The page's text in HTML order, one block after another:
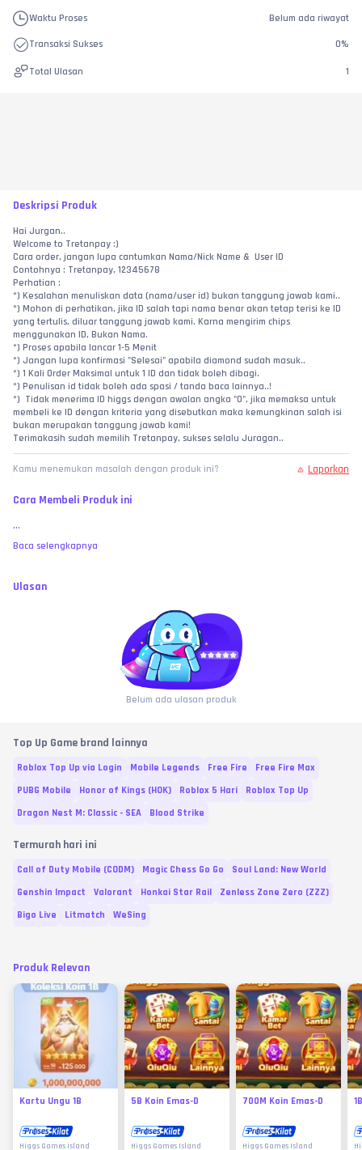
Waktu Proses Belum ada riwayat
Transaksi Sukses 0%
Total Ulasan 1
Deskripsi Produk
Hai Jurgan..
Welcome to Tretanpay :)
Cara order, jangan lupa cantumkan Nama/Nick Name &  User ID
Contohnya : Tretanpay, 12345678
Perhatian :
*) Kesalahan menuliskan data (nama/user id) bukan tanggung jawab kami..
*) Mohon di perhatikan, jika ID salah tapi nama benar akan tetap terisi ke ID
yang tertulis, diluar tanggung jawab kami. Karna mengirim chips
menggunakan ID, Bukan Nama.
*) Proses apabila lancar 1-5 Menit
*) Jangan lupa konfirmasi "Selesai" apabila diamond sudah masuk..
*) 1 Kali Order Maksimal untuk 1 ID dan tidak boleh dibagi.
*) Penulisan id tidak boleh ada spasi / tanda baca lainnya..!
*)  Tidak menerima ID higgs dengan awalan angka "0", jika memaksa untuk
membeli ke ID dengan kriteria yang disebutkan maka kemungkinan salah isi
bukan merupakan tanggung jawab kami!
Terimakasih sudah memilih Tretanpay, sukses selalu Juragan..
Kamu menemukan masalah dengan produk ini? Laporkan
Cara Membeli Produk ini
...
Baca selengkapnya
Ulasan
Belum ada ulasan produk
Top Up Game brand lainnya
Roblox Top Up via Login Mobile Legends Free Fire
Free Fire Max
PUBG Mobile
Honor of Kings (HOK) Roblox 5 Hari
Roblox Top Up
Dragon Nest M: Classic - SEA
Blood Strike
Termurah hari ini
Call of Duty Mobile (CODM) Magic Chess Go Go
Soul Land: New World
Genshin Impact
Valorant Honkai Star Rail
Zenless Zone Zero (ZZZ)
Bigo Live
Litmatch WeSing
Produk Relevan
Kartu Ungu 1B
Higgs Games Island
5B Koin Emas-D
Higgs Games Island
700M Koin Emas-D
Higgs Games Island